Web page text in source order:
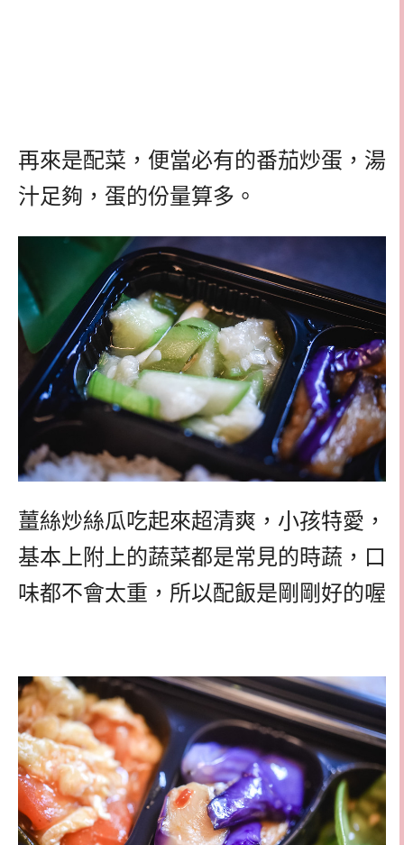
再來是配菜，便當必有的番茄炒蛋，湯
汁足夠，蛋的份量算多。
薑絲炒絲瓜吃起來超清爽，小孩特愛，
基本上附上的蔬菜都是常見的時蔬，口
味都不會太重，所以配飯是剛剛好的喔